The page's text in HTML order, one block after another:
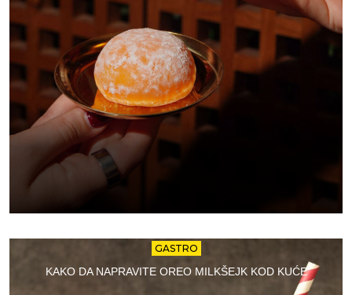
GASTRO
KAKO DA NAPRAVITE OREO MILKŠEJK KOD KUĆE